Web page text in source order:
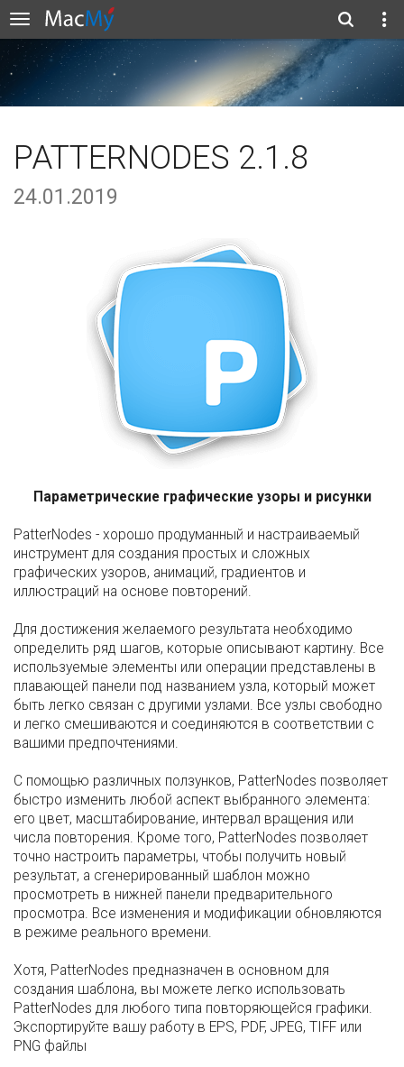
PATTERNODES 2.1.8
24.01.2019
Параметрические графические узоры и рисунки
PatterNodes - хорошо продуманный и настраиваемый
инструмент для создания простых и сложных
графических узоров, анимаций, градиентов и
иллюстраций на основе повторений.
Для достижения желаемого результата необходимо
определить ряд шагов, которые описывают картину. Все
используемые элементы или операции представлены в
плавающей панели под названием узла, который может
быть легко связан с другими узлами. Все узлы свободно
и легко смешиваются и соединяются в соответствии с
вашими предпочтениями.
С помощью различных ползунков, PatterNodes позволяет
быстро изменить любой аспект выбранного элемента:
его цвет, масштабирование, интервал вращения или
числа повторения. Кроме того, PatterNodes позволяет
точно настроить параметры, чтобы получить новый
результат, а сгенерированный шаблон можно
просмотреть в нижней панели предварительного
просмотра. Все изменения и модификации обновляются
в режиме реального времени.
Хотя, PatterNodes предназначен в основном для
создания шаблона, вы можете легко использовать
PatterNodes для любого типа повторяющейся графики.
Экспортируйте вашу работу в EPS, PDF, JPEG, TIFF или
PNG файлы